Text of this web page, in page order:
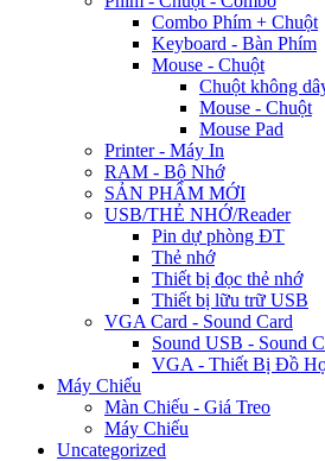
Combo Phím + Chuột
Keyboard - Bàn Phím
Mouse - Chuột
Chuột không
Mouse - Chuột
Mouse Pad
Printer - Máy In
RAM - Bộ Nhớ
SẢN PHẨM MỚI
USB/THẺ NHỚ/Reader
Pin dự phòng ĐT
Thẻ nhớ
Thiết bị đọc thẻ nhớ
Thiết bị lữu trữ USB
VGA Card - Sound Card
Sound USB - Sound
VGA - Thiết Bị Đồ
Máy Chiếu
Màn Chiếu - Giá Treo
Máy Chiếu
Uncategorized